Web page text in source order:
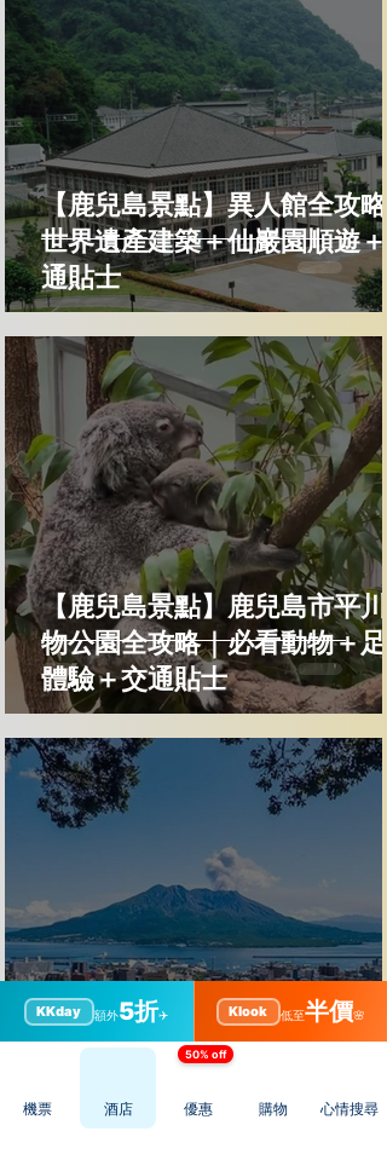
【鹿兒島景點】異人館全攻略
世界遺產建築＋仙巖園順遊＋
通貼士
【鹿兒島景點】鹿兒島市平川
物公園全攻略｜必看動物＋足
體驗＋交通貼士
【鹿兒島景點】城山公園展望
全攻略｜櫻島絕景＋交通貼士
KKday 額外5折✈️ Klook 低至半價🌸
機票 酒店
50% off
優惠 購物 心情搜尋